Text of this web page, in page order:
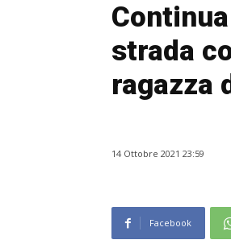
strada
ragazza
14 Ottobre 2021 23:59
Facebook